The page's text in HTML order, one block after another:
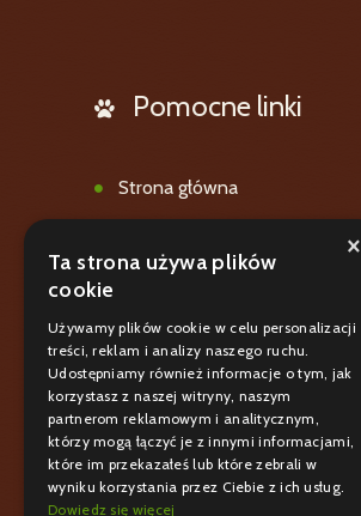
Pomocne linki
Strona główna
Galeria
Polityka prywatnośći
Kontakt
×
Ta strona używa plików
cookie
Używamy plików cookie w celu personalizacji
treści, reklam i analizy naszego ruchu.
Udostępniamy również informacje o tym, jak
korzystasz z naszej witryny, naszym
partnerom reklamowym i analitycznym,
którzy mogą łączyć je z innymi informacjami,
które im przekazałeś lub które zebrali w
wyniku korzystania przez Ciebie z ich usług.
Dowiedz się więcej